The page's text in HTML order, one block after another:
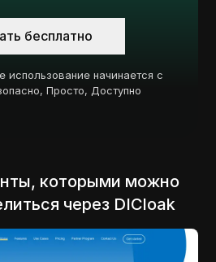
бесплатно
использование начинается с
Просто, Доступно
которыми можно
через DICloak